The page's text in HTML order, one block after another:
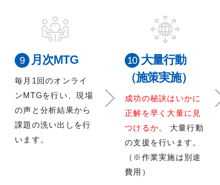
月次MTG
毎月1回のオンライ
ンMTGを行い、現場
の声と分析結果から
課題の洗い出しを行
います。
大量行動
（施策実施）
成功の秘訣はいかに
正解を早く大量に見
つけるか。
大量行動
の支援を行います。
（※作業実施は別途
費用）